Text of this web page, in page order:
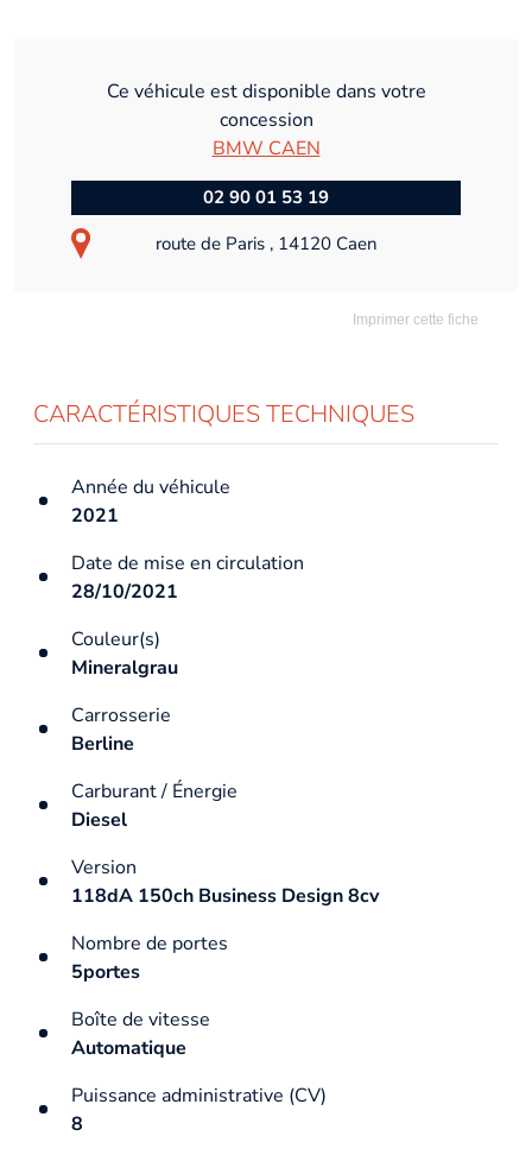
Ce véhicule est disponible dans votre
concession
BMW CAEN
02 90 01 53 19
route de Paris , 14120 Caen
Imprimer cette fiche
CARACTÉRISTIQUES TECHNIQUES
Année du véhicule
2021
Date de mise en circulation
28/10/2021
Couleur(s)
Mineralgrau
Carrosserie
Berline
Carburant / Énergie
Diesel
Version
118dA 150ch Business Design 8cv
Nombre de portes
5portes
Boîte de vitesse
Automatique
Puissance administrative (CV)
8